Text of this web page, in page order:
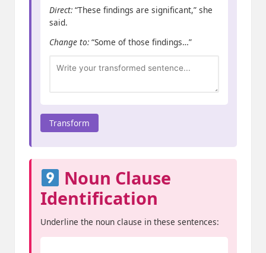
Direct: “These findings are significant,” she
said.
Change to: “Some of those findings…”
Transform
Noun Clause
Identification
Underline the noun clause in these sentences: